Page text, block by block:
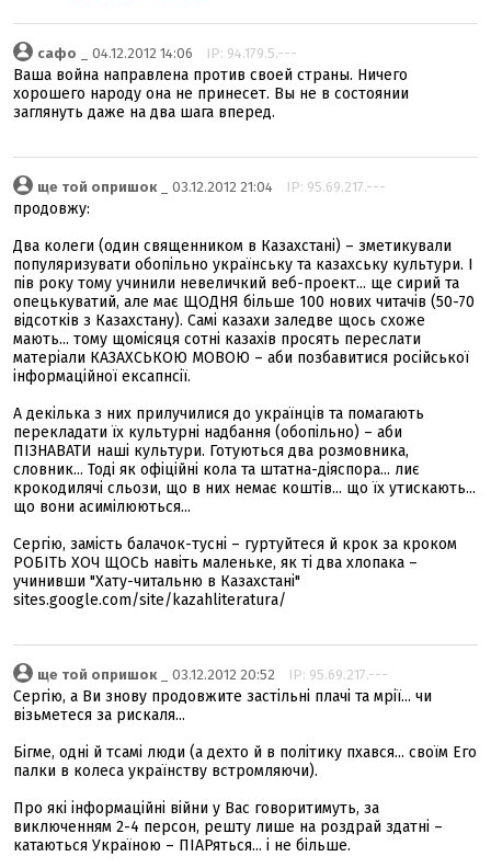
сафо _ 04.12.2012 14:06 IP: 94.179.5.---
Ваша война направлена против своей страны. Ничего
хорошего народу она не принесет. Вы не в состоянии
заглянуть даже на два шага вперед.
ще той опришок_ 03.12.2012 21:04 IP: 95.69.217.---
продовжу:
Два колеги (один священником в Казахстані) – зметикували
популяризувати обопільно українську та казахську культури. І
пів року тому учинили невеличкий веб-проект... ще сирий та
опецькуватий, але має ЩОДНЯ більше 100 нових читачів (50-70
відсотків з Казахстану). Самі казахи заледве щось схоже
мають... тому щомісяця сотні казахів просять переслати
матеріали КАЗАХСЬКОЮ МОВОЮ – аби позбавитися російської
інформаційної ексапнсії.
А декілька з них прилучилися до українців та помагають
перекладати їх культурні надбання (обопільно) – аби
ПІЗНАВАТИ наші культури. Готуються два розмовника,
словник... Тоді як офіційні кола та штатна-діяспора... лиє
крокодилячі сльози, що в них немає коштів... що їх утискають...
що вони асимілюються...
Сергію, замість балачок-тусні – гуртуйтеся й крок за кроком
РОБІТЬ ХОЧ ЩОСЬ навіть маленьке, як ті два хлопака –
учинивши "Хату-читальню в Казахстані"
sites.google.com/site/kazahliteratura/
ще той опришок_ 03.12.2012 20:52 IP: 95.69.217.---
Сергію, а Ви знову продовжите застільні плачі та мрії... чи
візьметеся за рискаля...
Бігме, одні й тсамі люди (а дехто й в політику пхався... своїм Его
палки в колеса українству встромляючи).
Про які інформаційні війни у Вас говоритимуть, за
виключенням 2-4 персон, решту лише на роздрай здатні –
катаються Україною – ПІАРяться... і не більше.